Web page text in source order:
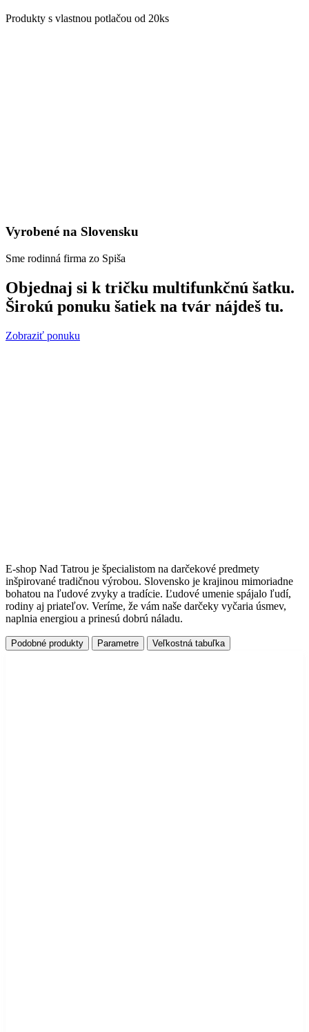
Produkty s vlastnou potlačou od 20ks
Vyrobené na Slovensku
Sme rodinná firma zo Spiša
Objednaj si k tričku multifunkčnú šatku.
Širokú ponuku šatiek na tvár nájdeš tu.
Zobraziť ponuku
E-shop Nad Tatrou je špecialistom na darčekové predmety
inšpirované tradičnou výrobou. Slovensko je krajinou mimoriadne
bohatou na ľudové zvyky a tradície. Ľudové umenie spájalo ľudí,
rodiny aj priateľov. Veríme, že vám naše darčeky vyčaria úsmev,
naplnia energiou a prinesú dobrú náladu.
Podobné produkty Parametre Veľkostná tabuľka